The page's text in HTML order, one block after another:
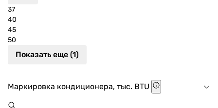
37
40
45
50
Показать еще (1)
Маркировка кондиционера, тыс. BTU